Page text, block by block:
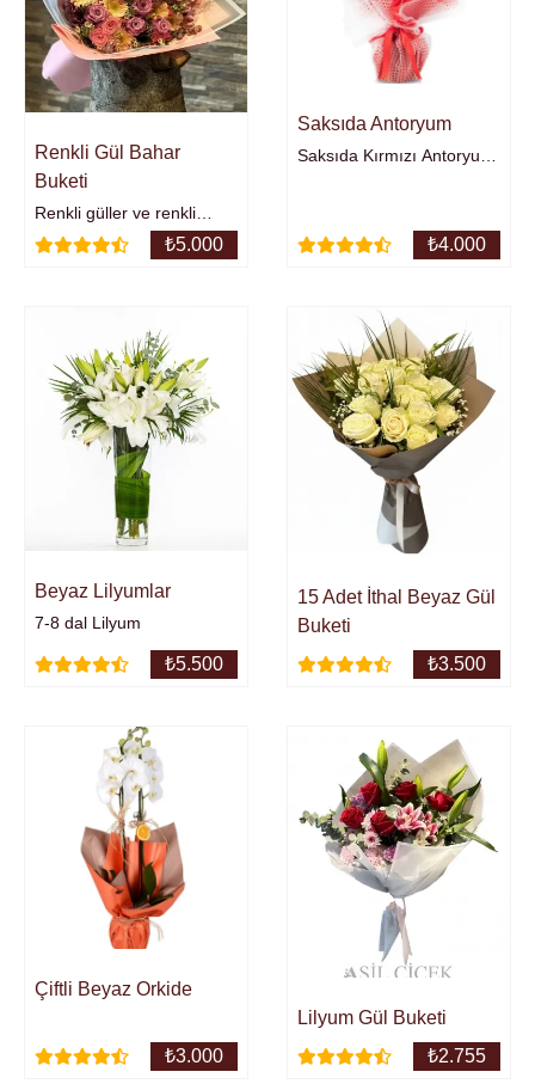
Renkli Gül Bahar
Buketi
Renkli güller ve renkli
mevsim çiçekleri
₺5.000
Saksıda Antoryum
Saksıda Kırmızı Antoryum
₺4.000
Beyaz Lilyumlar
7-8 dal Lilyum
₺5.500
15 Adet İthal Beyaz Gül
Buketi
₺3.500
Çiftli Beyaz Orkide
₺3.000
Lilyum Gül Buketi
₺2.755